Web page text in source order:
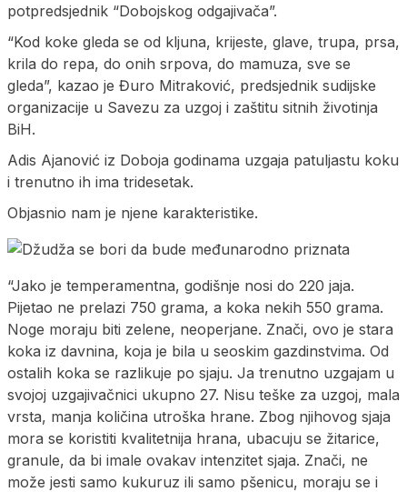
potpredsjednik “Dobojskog odgajivača”.
“Kod koke gleda se od kljuna, krijeste, glave, trupa, prsa,
krila do repa, do onih srpova, do mamuza, sve se
gleda”, kazao je Đuro Mitraković, predsjednik sudijske
organizacije u Savezu za uzgoj i zaštitu sitnih životinja
BiH.
Adis Ajanović iz Doboja godinama uzgaja patuljastu koku
i trenutno ih ima tridesetak.
Objasnio nam je njene karakteristike.
“Jako je temperamentna, godišnje nosi do 220 jaja.
Pijetao ne prelazi 750 grama, a koka nekih 550 grama.
Noge moraju biti zelene, neoperjane. Znači, ovo je stara
koka iz davnina, koja je bila u seoskim gazdinstvima. Od
ostalih koka se razlikuje po sjaju. Ja trenutno uzgajam u
svojoj uzgajivačnici ukupno 27. Nisu teške za uzgoj, mala
vrsta, manja količina utroška hrane. Zbog njihovog sjaja
mora se koristiti kvalitetnija hrana, ubacuju se žitarice,
granule, da bi imale ovakav intenzitet sjaja. Znači, ne
može jesti samo kukuruz ili samo pšenicu, moraju se i